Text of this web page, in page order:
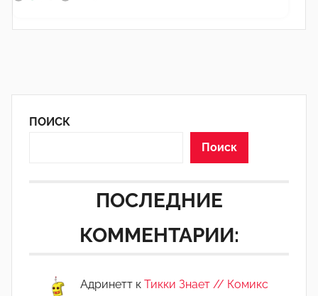
ПОИСК
Поиск
ПОСЛЕДНИЕ
КОММЕНТАРИИ:
Адринетт к Тикки Знает // Комикс